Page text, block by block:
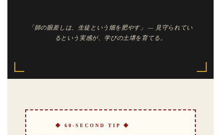
「師の眼差しは、生徒という畑を肥やす」 — 見守られてい
るという実感が、学びの土壌を育てる。
◆ 60-SECOND TIP ◆